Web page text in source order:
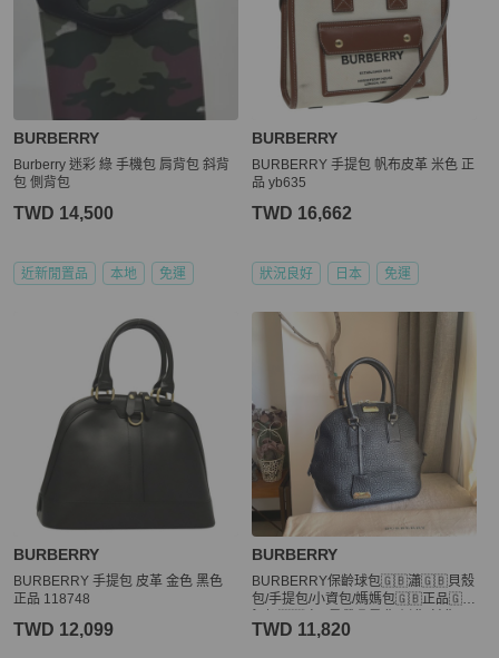
BURBERRY
Burberry 迷彩 綠 手機包 肩背包 斜背
包 側背包
TWD 14,500
近新閒置品 本地 免運
BURBERRY
BURBERRY 手提包 帆布皮革 米色 正
品 yb635
TWD 16,662
狀況良好 日本 免運
BURBERRY
BURBERRY 手提包 皮革 金色 黑色
正品 118748
TWD 12,099
BURBERRY
BURBERRY保齡球包🇬🇧瀟🇬🇧貝殼
包/手提包/小資包/媽媽包🇬🇧正品🇬🇧
TWD 11,820